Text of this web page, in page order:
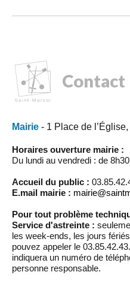
Contact
Mairie - 1 Place de
Horaires ouverture mairie :
Du lundi au vendredi : de
Accueil du public :
E.mail mairie :
Pour tout problème
Service d'astreinte :
les week-ends, les jours
pouvez appeler le
indiquera un numéro de
personne responsable.